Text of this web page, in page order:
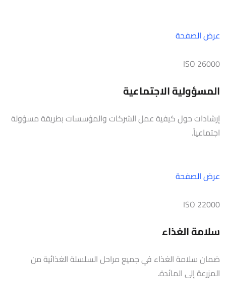
عرض الصفحة
ISO 26000
المسؤولية الاجتماعية
إرشادات حول كيفية عمل الشركات والمؤسسات بطريقة مسؤولة
اجتماعياً.
عرض الصفحة
ISO 22000
سلامة الغذاء
ضمان سلامة الغذاء في جميع مراحل السلسلة الغذائية من
المزرعة إلى المائدة.